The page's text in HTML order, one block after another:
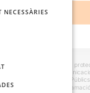
Informació bàsica sobre
usuaris i trametre
Destinataris: Escenes i
També es pot instar
NECESSÀRIES